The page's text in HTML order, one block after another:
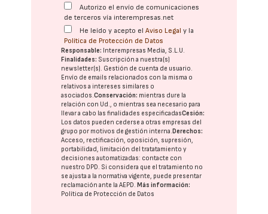
Autorizo el envío de comunicaciones
de terceros vía interempresas.net
He leído y acepto elAviso Legal y la
Política de Protección de Datos
Responsable: Interempresas Media, S.L.U.
Finalidades: Suscripción a nuestra(s)
newsletter(s). Gestión de cuenta de usuario.
Envío de emails relacionados con la misma o
relativos a intereses similares o
asociados.Conservación: mientras dure la
relación con Ud., o mientras sea necesario para
llevar a cabo las finalidades especificadasCesión:
Los datos pueden cederse a otras empresas del
grupo por motivos de gestión interna.Derechos:
Acceso, rectificación, oposición, supresión,
portabilidad, limitación del tratatamiento y
decisiones automatizadas: contacte con
nuestro DPD. Si considera que el tratamiento no
se ajusta a la normativa vigente, puede presentar
reclamación ante laAEPD.Más información:
Política de Protección de Datos